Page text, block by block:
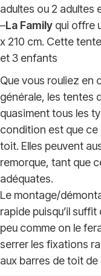
adultes ou 2 adultes
–La Family qui offre
x 210 cm. Cette
et 3 enfants
Que vous rouliez en
générale, les tentes
quasiment tous les
condition est que ce
toit. Elles peuvent
remorque, tant que
adéquates.
Le montage/
rapide puisqu’il
peu comme on le
serrer les fixations
aux barres de toit